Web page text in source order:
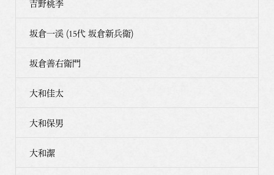
吉野桃李
坂倉一渓 (15代 坂倉新兵衛)
坂倉善右衛門
大和佳太
大和保男
大和潔